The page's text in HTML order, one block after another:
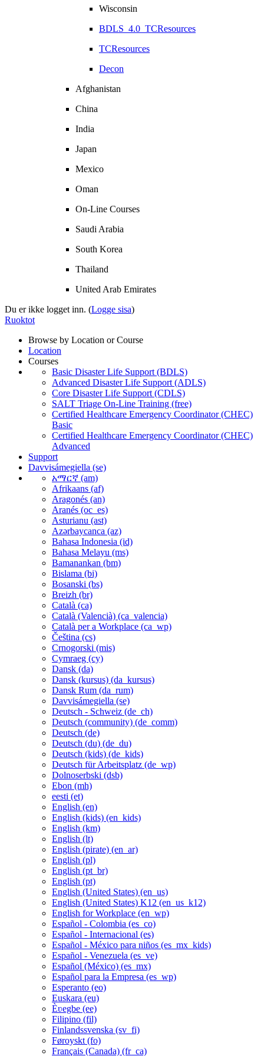
Wisconsin
BDLS_4.0_TCResources
TCResources
Decon
Afghanistan
China
India
Japan
Mexico
Oman
On-Line Courses
Saudi Arabia
South Korea
Thailand
United Arab Emirates
Du er ikke logget inn. (Logge sisa)
Ruoktot
Browse by Location or Course
Location
Courses
Basic Disaster Life Support (BDLS)
Advanced Disaster Life Support (ADLS)
Core Disaster Life Support (CDLS)
SALT Triage On-Line Training (free)
Certified Healthcare Emergency Coordinator (CHEC)
Basic
Certified Healthcare Emergency Coordinator (CHEC)
Advanced
Support
Davvisámegiella ‎(se)‎
አማርኛ ‎(am)‎
Afrikaans ‎(af)‎
Aragonés ‎(an)‎
Aranés ‎(oc_es)‎
Asturianu ‎(ast)‎
Azərbaycanca ‎(az)‎
Bahasa Indonesia ‎(id)‎
Bahasa Melayu ‎(ms)‎
Bamanankan ‎(bm)‎
Bislama ‎(bi)‎
Bosanski ‎(bs)‎
Breizh ‎(br)‎
Català ‎(ca)‎
Català (Valencià) ‎(ca_valencia)‎
Català per a Workplace ‎(ca_wp)‎
Čeština ‎(cs)‎
Crnogorski ‎(mis)‎
Cymraeg ‎(cy)‎
Dansk ‎(da)‎
Dansk (kursus) ‎(da_kursus)‎
Dansk Rum ‎(da_rum)‎
Davvisámegiella ‎(se)‎
Deutsch - Schweiz ‎(de_ch)‎
Deutsch (community) ‎(de_comm)‎
Deutsch ‎(de)‎
Deutsch (du) ‎(de_du)‎
Deutsch (kids) ‎(de_kids)‎
Deutsch für Arbeitsplatz ‎(de_wp)‎
Dolnoserbski ‎(dsb)‎
Ebon ‎(mh)‎
eesti ‎(et)‎
English ‎(en)‎
English (kids) ‎(en_kids)‎
English ‎(km)‎
English ‎(lt)‎
English (pirate) ‎(en_ar)‎
English ‎(pl)‎
English ‎(pt_br)‎
English ‎(pt)‎
English (United States) ‎(en_us)‎
English (United States) K12 ‎(en_us_k12)‎
English for Workplace ‎(en_wp)‎
Español - Colombia ‎(es_co)‎
Español - Internacional ‎(es)‎
Español - México para niños ‎(es_mx_kids)‎
Español - Venezuela ‎(es_ve)‎
Español (México) ‎(es_mx)‎
Español para la Empresa ‎(es_wp)‎
Esperanto ‎(eo)‎
Euskara ‎(eu)‎
Èʋegbe ‎(ee)‎
Filipino ‎(fil)‎
Finlandssvenska ‎(sv_fi)‎
Føroyskt ‎(fo)‎
Français (Canada) ‎(fr_ca)‎